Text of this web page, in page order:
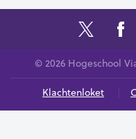
© 2026 Hogeschool
Klachtenloket